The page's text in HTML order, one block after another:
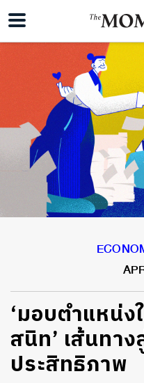
‘มอบตำแหน่
สนิท’ เส้นทา
ประสิทธิภาพ